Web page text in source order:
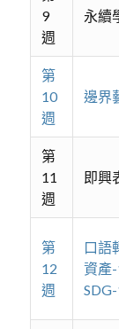
9
週
永續
第
10
週
邊界
第
11
週
即興
第
12
週
口語
資產-